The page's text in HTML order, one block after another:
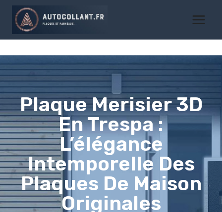
Aller
contenu
Plaque Merisier 3D
En Trespa :
L’élégance
Intemporelle Des
Plaques De Maison
Originales